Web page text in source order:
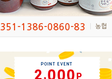
351-1386-0860-83 농협